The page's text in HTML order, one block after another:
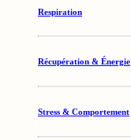
Respiration
Récupération & Énergie
Stress & Comportement